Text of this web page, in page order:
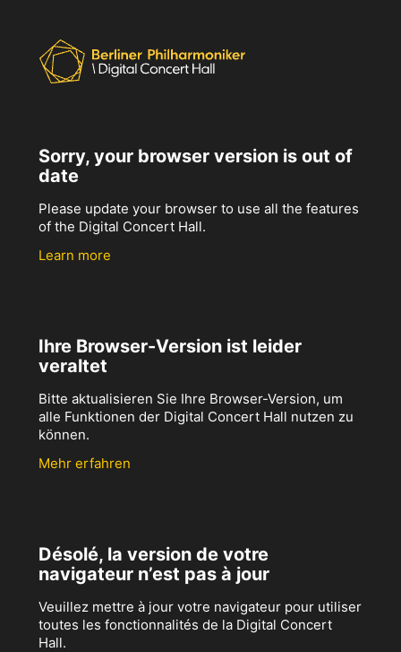
Sorry, your browser version is out of
date
Please update your browser to use all the features
of the Digital Concert Hall.
Learn more
Ihre Browser-Version ist leider
veraltet
Bitte aktualisieren Sie Ihre Browser-Version, um
alle Funktionen der Digital Concert Hall nutzen zu
können.
Mehr erfahren
Désolé, la version de votre
navigateur n’est pas à jour
Veuillez mettre à jour votre navigateur pour utiliser
toutes les fonctionnalités de la Digital Concert
Hall.